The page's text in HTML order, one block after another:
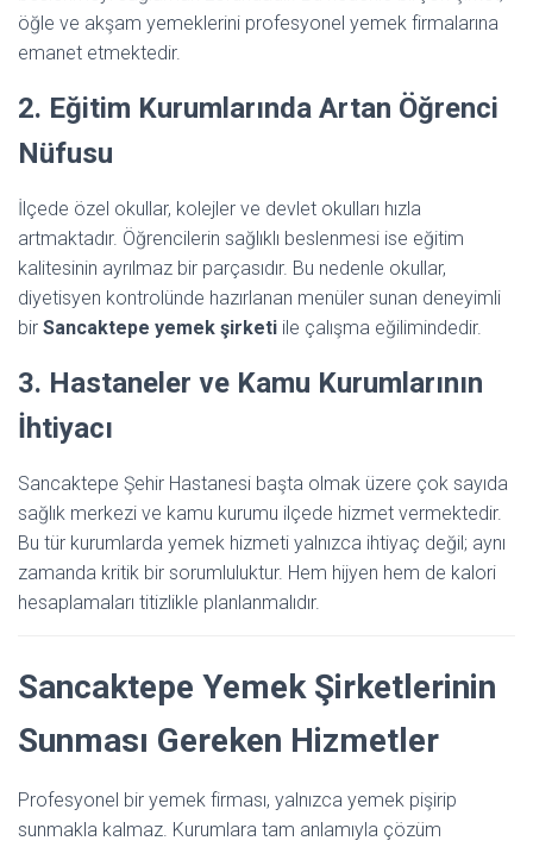
öğle ve akşam yemeklerini profesyonel yemek firmalarına
emanet etmektedir.
2. Eğitim Kurumlarında Artan Öğrenci
Nüfusu
İlçede özel okullar, kolejler ve devlet okulları hızla
artmaktadır. Öğrencilerin sağlıklı beslenmesi ise eğitim
kalitesinin ayrılmaz bir parçasıdır. Bu nedenle okullar,
diyetisyen kontrolünde hazırlanan menüler sunan deneyimli
bir Sancaktepe yemek şirketi ile çalışma eğilimindedir.
3. Hastaneler ve Kamu Kurumlarının
İhtiyacı
Sancaktepe Şehir Hastanesi başta olmak üzere çok sayıda
sağlık merkezi ve kamu kurumu ilçede hizmet vermektedir.
Bu tür kurumlarda yemek hizmeti yalnızca ihtiyaç değil; aynı
zamanda kritik bir sorumluluktur. Hem hijyen hem de kalori
hesaplamaları titizlikle planlanmalıdır.
Sancaktepe Yemek Şirketlerinin
Sunması Gereken Hizmetler
Profesyonel bir yemek firması, yalnızca yemek pişirip
sunmakla kalmaz. Kurumlara tam anlamıyla çözüm